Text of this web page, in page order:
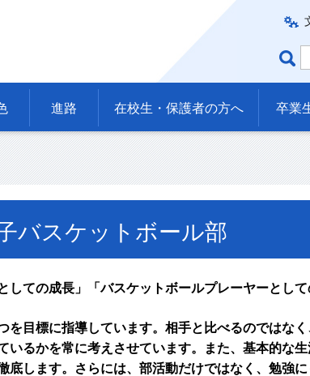
進路 在校生・保護者の方へ 卒業
バスケットボール部
しての成長」「バスケットボールプレーヤーとして
を目標に指導しています。相手と比べるのではな
いるかを常に考えさせています。また、基本的な
底します。さらには、部活動だけではなく、勉強